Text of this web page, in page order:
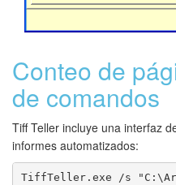
Conteo de
de comandos
Tiff Teller incluye una interfaz
informes automatizados:
TiffTeller.exe /s